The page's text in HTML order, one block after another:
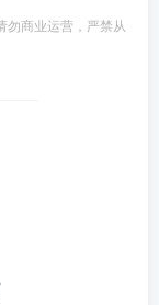
勿商业运营，严禁从